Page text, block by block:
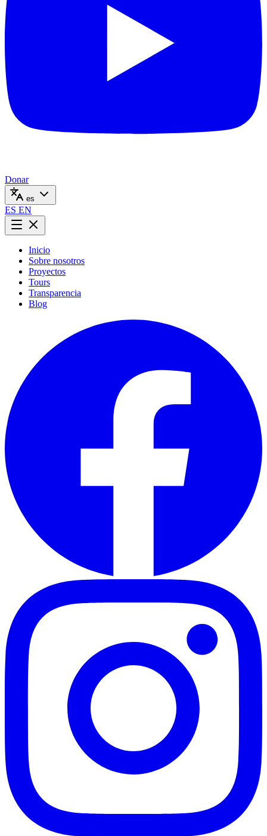
Donar
es
ES EN
Inicio
Sobre nosotros
Proyectos
Tours
Transparencia
Blog